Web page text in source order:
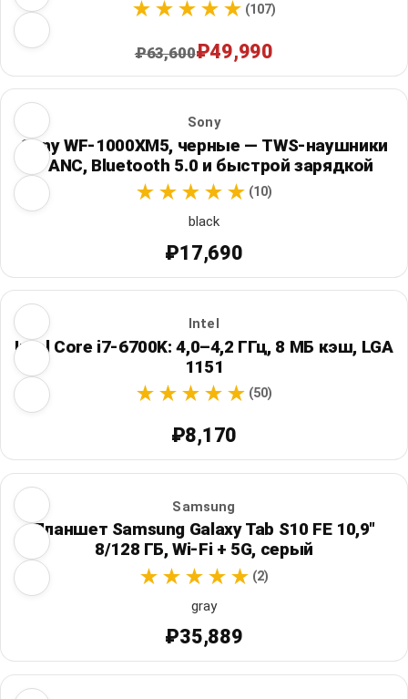
(107)
₽63,600₽49,990
Sony
Sony WF-1000XM5, черные — TWS-наушники
с ANC, Bluetooth 5.0 и быстрой зарядкой
(10)
black
₽17,690
Intel
Intel Core i7-6700K: 4,0–4,2 ГГц, 8 МБ кэш, LGA
1151
(50)
₽8,170
Samsung
Планшет Samsung Galaxy Tab S10 FE 10,9"
8/128 ГБ, Wi‑Fi + 5G, серый
(2)
gray
₽35,889